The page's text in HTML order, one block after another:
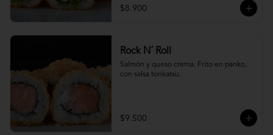
$8.900
Rock N´ Roll
Salmón y queso crema. Frito en panko,
con salsa tonkatsu.
$9.500